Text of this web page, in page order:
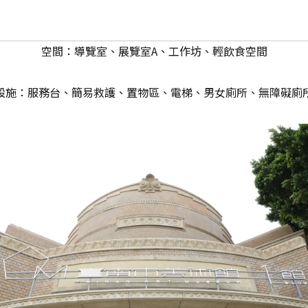
空間：導覽室、展覽室A、工作坊、輕飲食空間
施：服務台、簡易救護、置物區、電梯、男女廁所、無障礙廁